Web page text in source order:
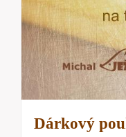
Dárkový